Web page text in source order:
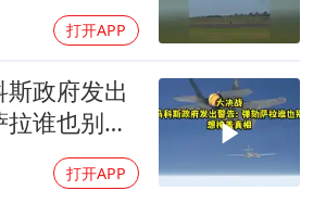
打开APP
政府发出
谁也别想
打开APP